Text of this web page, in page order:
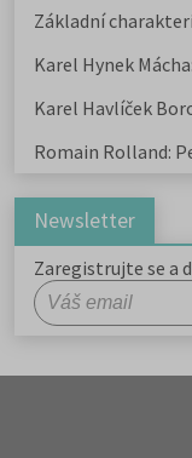
Základní
Karel Hynek
Karel Havlíček
Romain Rolland:
Newsletter
Zaregistrujte se a